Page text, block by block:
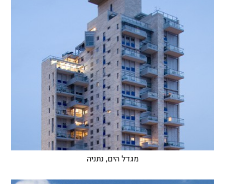
מגדל הים, נתניה